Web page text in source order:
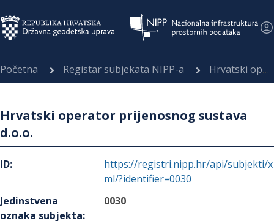
Početna Registar subjekata NIPP-a Hrvatski operator prijenosnog sustava d.o.o.
Hrvatski operator prijenosnog sustava
d.o.o.
ID:
https://registri.nipp.hr/api/subjekti/x
ml/?identifier=0030
Jedinstvena
oznaka subjekta:
0030